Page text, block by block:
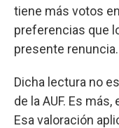
tiene más votos
preferencias que
presente renuncia.
Dicha lectura no
de la AUF. Es
Esa valoración